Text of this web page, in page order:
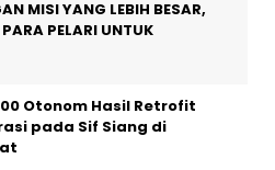
MISI YANG LEBIH BESAR,
PELARI UNTUK
Otonom Hasil Retrofit
pada Sif Siang di